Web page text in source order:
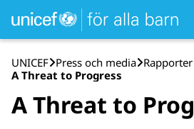
UNICEF Press och media
A Threat to Progress
A Threat to